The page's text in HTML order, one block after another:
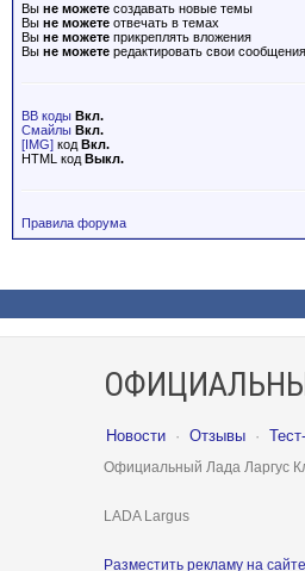
Вы не можете создавать новые темы
Вы не можете отвечать в темах
Вы не можете прикреплять вложения
Вы не можете редактировать свои сообщения
BB коды Вкл.
Смайлы Вкл.
[IMG] код Вкл.
HTML код Выкл.
Правила форума
Новости · Отзывы ·
Официальный Лада Ларгус
LADA Largus
Разместить рекламу на сайте